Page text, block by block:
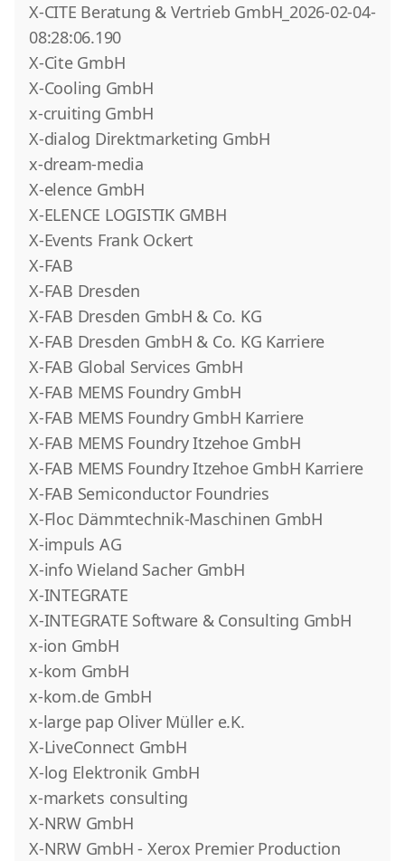
X-CITE Beratung & Vertrieb GmbH_2026-02-04-
08:28:06.190
X-Cite GmbH
X-Cooling GmbH
x-cruiting GmbH
X-dialog Direktmarketing GmbH
x-dream-media
X-elence GmbH
X-ELENCE LOGISTIK GMBH
X-Events Frank Ockert
X-FAB
X-FAB Dresden
X-FAB Dresden GmbH & Co. KG
X-FAB Dresden GmbH & Co. KG Karriere
X-FAB Global Services GmbH
X-FAB MEMS Foundry GmbH
X-FAB MEMS Foundry GmbH Karriere
X-FAB MEMS Foundry Itzehoe GmbH
X-FAB MEMS Foundry Itzehoe GmbH Karriere
X-FAB Semiconductor Foundries
X-Floc Dämmtechnik-Maschinen GmbH
X-impuls AG
X-info Wieland Sacher GmbH
X-INTEGRATE
X-INTEGRATE Software & Consulting GmbH
x-ion GmbH
x-kom GmbH
x-kom.de GmbH
x-large pap Oliver Müller e.K.
X-LiveConnect GmbH
X-log Elektronik GmbH
x-markets consulting
X-NRW GmbH
X-NRW GmbH - Xerox Premier Production